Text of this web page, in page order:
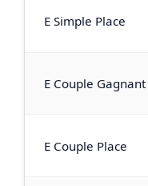
E Simple Place
E Couple Gagnant
E Couple Place